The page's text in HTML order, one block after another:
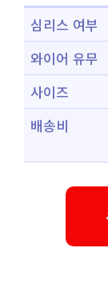
심리스 여부
와이어 유무
사이즈
배송비